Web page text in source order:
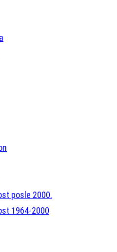
posle 2000.
1964-2000